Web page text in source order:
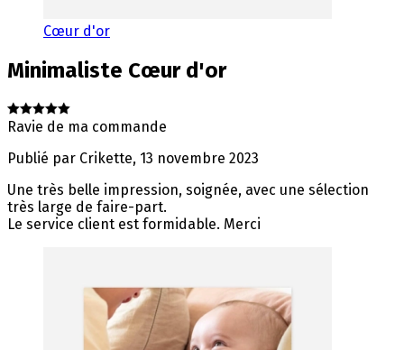
Cœur d'or
Minimaliste Cœur d'or
Ravie de ma commande
Publié par Crikette, 13 novembre 2023
Une très belle impression, soignée, avec une sélection
très large de faire-part.
Le service client est formidable. Merci